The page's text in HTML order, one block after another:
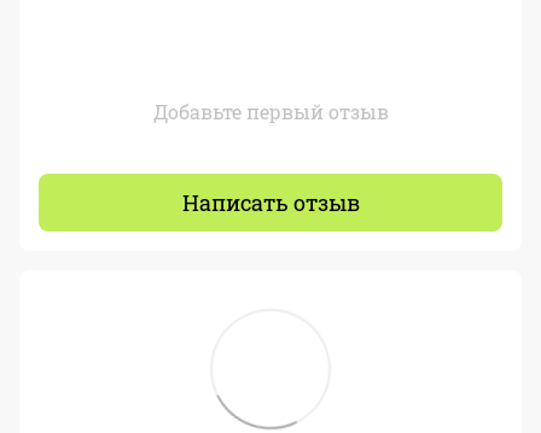
Добавьте первый отзыв
Написать отзыв